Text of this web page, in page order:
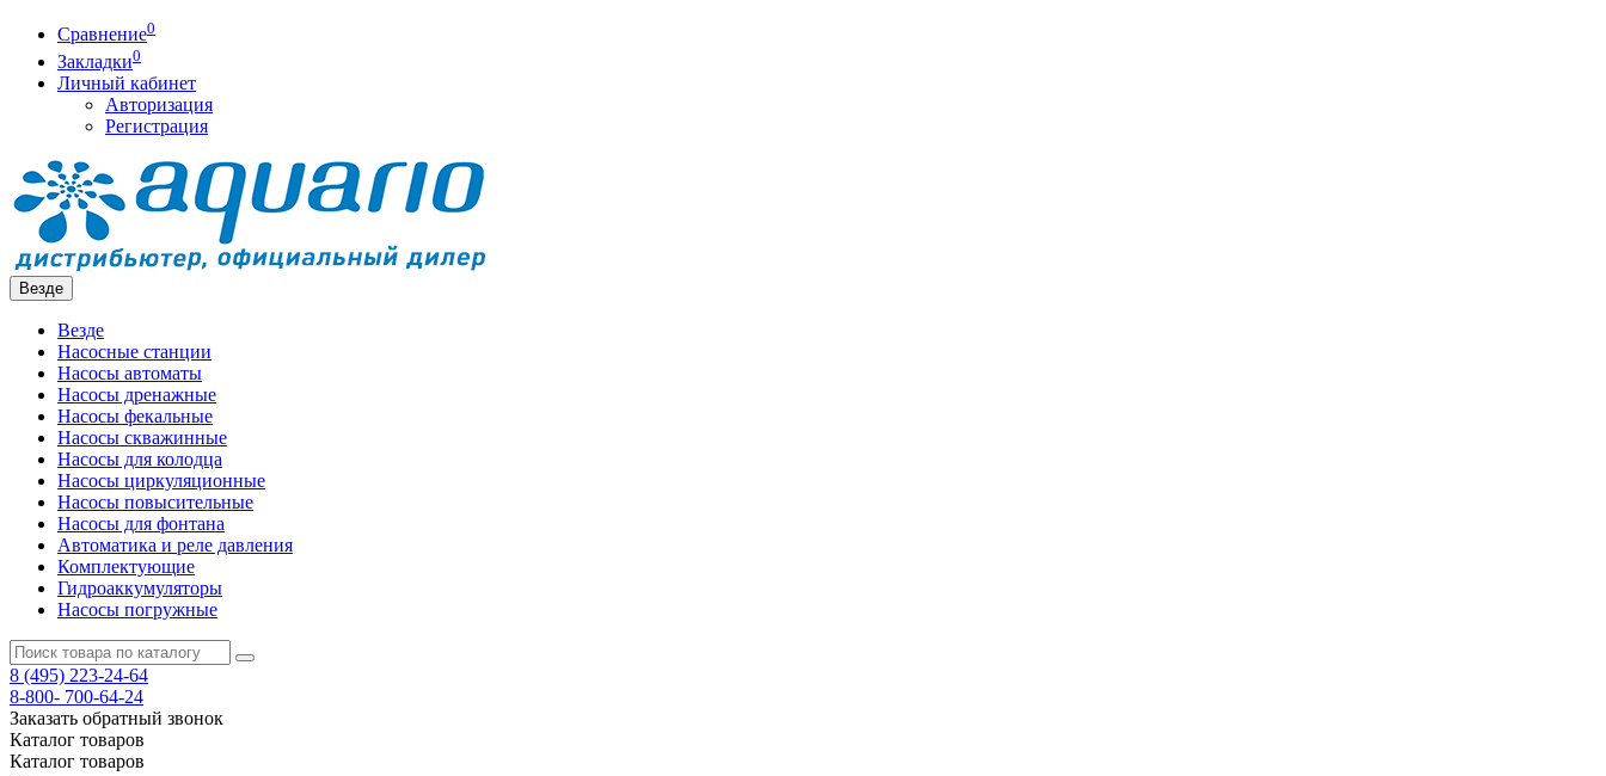
Сравнение0
Закладки0
Личный кабинет
Авторизация
Регистрация
Везде
Везде
Насосные станции
Насосы автоматы
Насосы дренажные
Насосы фекальные
Насосы скважинные
Насосы для колодца
Насосы циркуляционные
Насосы повысительные
Насосы для фонтана
Автоматика и реле давления
Комплектующие
Гидроаккумуляторы
Насосы погружные
8 (495) 223-24-64
8-800- 700-64-24
Заказать обратный звонок
Каталог товаров
Каталог товаров